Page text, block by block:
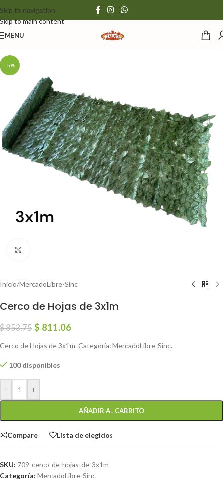
Skip to navigation
Skip to main content
MENU
-5%
Inicio/MercadoLibre-Sinc
Cerco de Hojas de 3x1m
$853.75 $ 811.06
Cerco de Hojas de 3x1m. Categoría: MercadoLibre-Sinc.
100 disponibles
- +
AÑADIR AL CARRITO
Compare Lista de elegidos
SKU: 709-cerco-de-hojas-de-3x1m
Categoría: MercadoLibre-Sinc